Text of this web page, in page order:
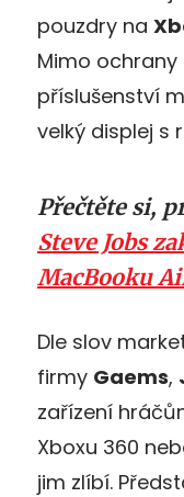
pouzdry na
Mimo
příslušenství
velký displej s
Přečtěte si,
Steve Jobs
MacBooku
Dle slov
firmy Gaems,
zařízení
Xboxu 360
jim zlíbí.